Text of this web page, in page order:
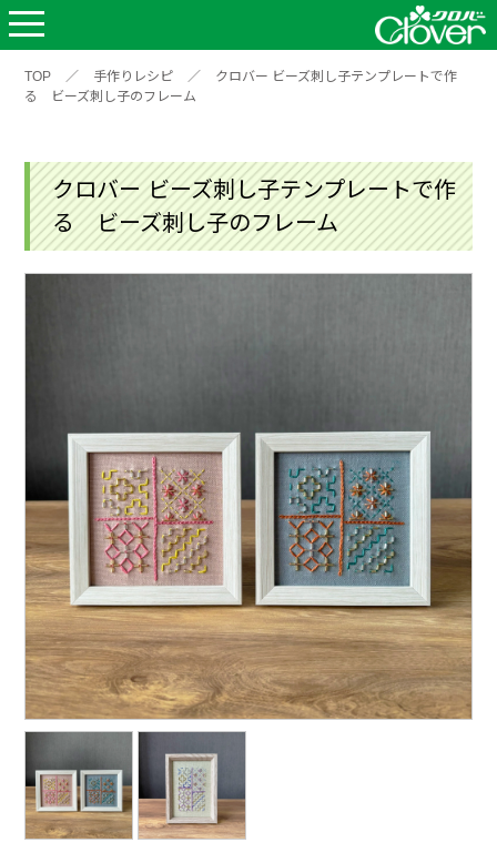
TOP ／ 手作りレシピ ／
クロバー ビーズ刺し子テンプレートで作
る ビーズ刺し子のフレーム
クロバー ビーズ刺し子テンプレートで作
る ビーズ刺し子のフレーム